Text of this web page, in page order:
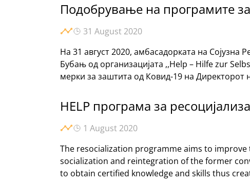
Подобрување на програмите
31 August 2020
На 31 август 2020, амбасадорката на
Бубањ од организацијата ,,Help – Hilfe zur
мерки за заштита од Ковид-19 на
HELP програма за
1 August 2020
The resocialization programme aims to
socialization and reintegration of the former
to obtain certified knowledge and skills thus